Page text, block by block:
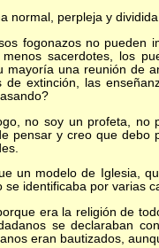
perpleja y
no pueden
sacerdotes, los
mayoría una reunión de
extinción, las
soy un profeta, no
pensar y creo que
modelo de Iglesia, que
se identificaba por varias
era la religión de
se declaraban
eran bautizados,